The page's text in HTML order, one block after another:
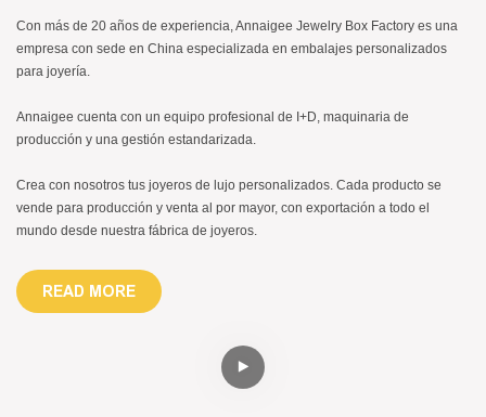
Con más de 20 años de experiencia, Annaigee Jewelry Box Factory es una
empresa con sede en China especializada en embalajes personalizados
para joyería.
Annaigee cuenta con un equipo profesional de I+D, maquinaria de
producción y una gestión estandarizada.
Crea con nosotros tus joyeros de lujo personalizados. Cada producto se
vende para producción y venta al por mayor, con exportación a todo el
mundo desde nuestra fábrica de joyeros.
READ MORE